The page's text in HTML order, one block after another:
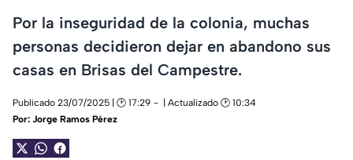
Por la inseguridad de la colonia, muchas
personas decidieron dejar en abandono sus
casas en Brisas del Campestre.
Publicado 23/07/2025 | 🕑 17:29
| Actualizado 🕑 10:34
Por: Jorge Ramos Pérez